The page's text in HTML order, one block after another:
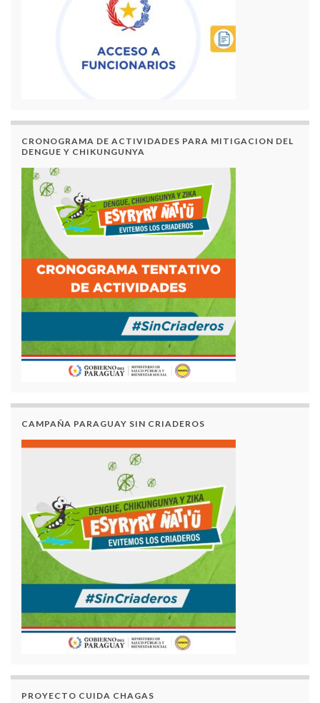
CRONOGRAMA DE ACTIVIDADES PARA MITIGACION DEL
DENGUE Y CHIKUNGUNYA
CAMPAÑA PARAGUAY SIN CRIADEROS
PROYECTO CUIDA CHAGAS